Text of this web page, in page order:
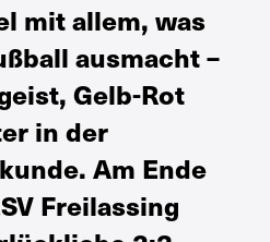
mit allem, was
ausmacht –
Gelb-Rot
in der
Am Ende
Freilassing